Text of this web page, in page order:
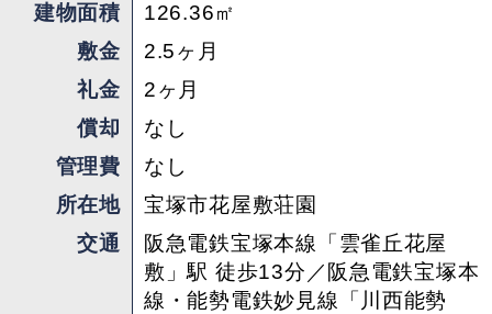
能勢電鉄妙見線を含めた3沿線が利用可能という
便利な立地。大阪方面への通勤にも◎
「花屋敷」にして、友人たちが自然と集まってく
るような風景が想像できました。
担当 ： さわこ
建物面積
126.36㎡
敷金
2.5ヶ月
礼金
2ヶ月
償却
なし
管理費
なし
所在地
宝塚市花屋敷荘園
交通
阪急電鉄宝塚本線「雲雀丘花屋
敷」駅 徒歩13分／阪急電鉄宝塚本
線・能勢電鉄妙見線「川西能勢